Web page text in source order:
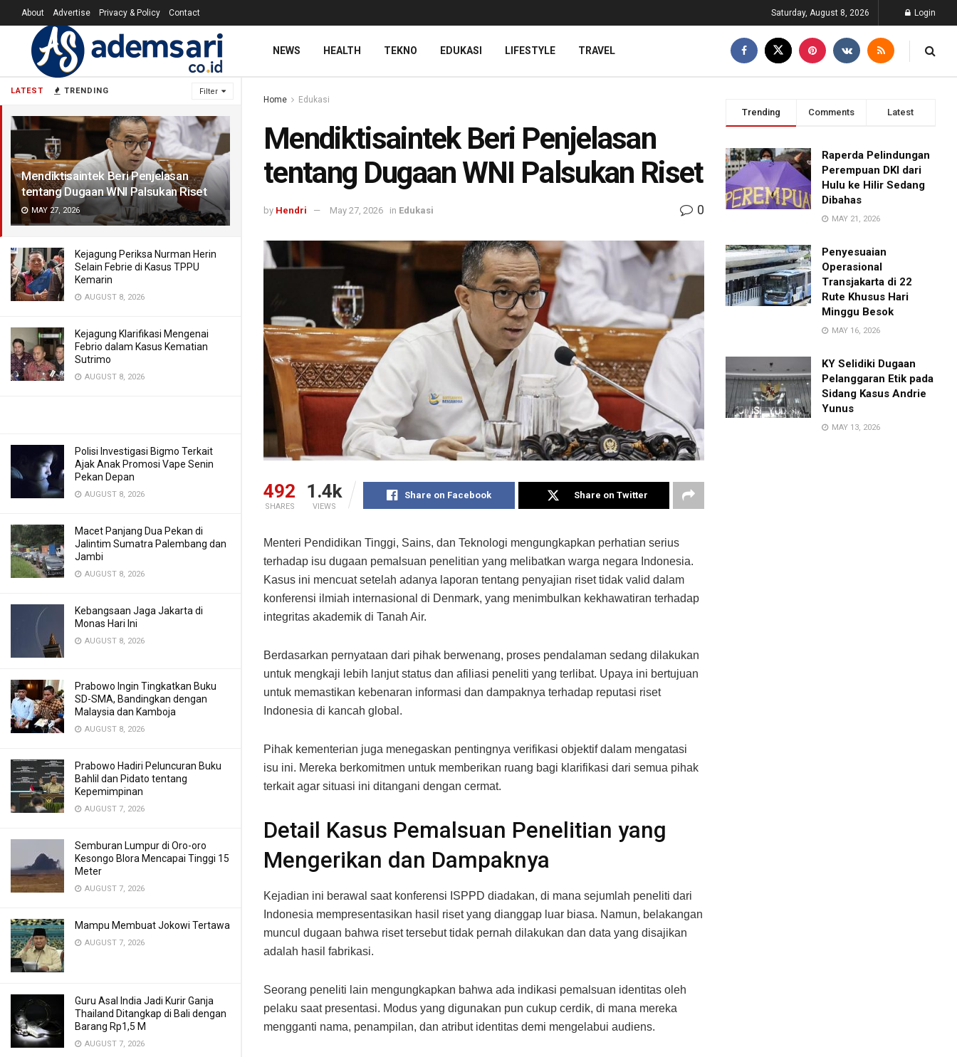
LATEST TRENDING Filter
Mendiktisaintek Beri Penjelasan
tentang Dugaan WNI Palsukan Riset
MAY 27, 2026
Kejagung Periksa Nurman Herin
Selain Febrie di Kasus TPPU
Kemarin
AUGUST 8, 2026
Kejagung Klarifikasi Mengenai
Febrio dalam Kasus Kematian
Sutrimo
AUGUST 8, 2026
Polisi Investigasi Bigmo Terkait
Ajak Anak Promosi Vape Senin
Pekan Depan
AUGUST 8, 2026
Macet Panjang Dua Pekan di
Jalintim Sumatra Palembang dan
Jambi
AUGUST 8, 2026
Kebangsaan Jaga Jakarta di
Monas Hari Ini
AUGUST 8, 2026
Prabowo Ingin Tingkatkan Buku
SD-SMA, Bandingkan dengan
Malaysia dan Kamboja
AUGUST 8, 2026
Prabowo Hadiri Peluncuran Buku
Bahlil dan Pidato tentang
Kepemimpinan
AUGUST 7, 2026
Semburan Lumpur di Oro-oro
Kesongo Blora Mencapai Tinggi 15
Meter
AUGUST 7, 2026
Mampu Membuat Jokowi Tertawa
AUGUST 7, 2026
Guru Asal India Jadi Kurir Ganja
Thailand Ditangkap di Bali dengan
Barang Rp1,5 M
AUGUST 7, 2026
About Advertise Privacy & Policy Contact Saturday, August 8, 2026 Login
NEWS HEALTH TEKNO EDUKASI LIFESTYLE TRAVEL
Home Edukasi
Mendiktisaintek Beri Penjelasan
tentang Dugaan WNI Palsukan Riset
by Hendri May 27, 2026 in Edukasi 0
492
SHARES
1.4k
VIEWS
Share on Facebook Share on Twitter
Menteri Pendidikan Tinggi, Sains, dan Teknologi mengungkapkan perhatian serius
terhadap isu dugaan pemalsuan penelitian yang melibatkan warga negara Indonesia.
Kasus ini mencuat setelah adanya laporan tentang penyajian riset tidak valid dalam
konferensi ilmiah internasional di Denmark, yang menimbulkan kekhawatiran terhadap
integritas akademik di Tanah Air.
Berdasarkan pernyataan dari pihak berwenang, proses pendalaman sedang dilakukan
untuk mengkaji lebih lanjut status dan afiliasi peneliti yang terlibat. Upaya ini bertujuan
untuk memastikan kebenaran informasi dan dampaknya terhadap reputasi riset
Indonesia di kancah global.
Pihak kementerian juga menegaskan pentingnya verifikasi objektif dalam mengatasi
isu ini. Mereka berkomitmen untuk memberikan ruang bagi klarifikasi dari semua pihak
terkait agar situasi ini ditangani dengan cermat.
Detail Kasus Pemalsuan Penelitian yang
Mengerikan dan Dampaknya
Kejadian ini berawal saat konferensi ISPPD diadakan, di mana sejumlah peneliti dari
Indonesia mempresentasikan hasil riset yang dianggap luar biasa. Namun, belakangan
muncul dugaan bahwa riset tersebut tidak pernah dilakukan dan data yang disajikan
adalah hasil fabrikasi.
Seorang peneliti lain mengungkapkan bahwa ada indikasi pemalsuan identitas oleh
pelaku saat presentasi. Modus yang digunakan pun cukup cerdik, di mana mereka
mengganti nama, penampilan, dan atribut identitas demi mengelabui audiens.
Trending Comments Latest
Raperda Pelindungan
Perempuan DKI dari
Hulu ke Hilir Sedang
Dibahas
MAY 21, 2026
Penyesuaian
Operasional
Transjakarta di 22
Rute Khusus Hari
Minggu Besok
MAY 16, 2026
KY Selidiki Dugaan
Pelanggaran Etik pada
Sidang Kasus Andrie
Yunus
MAY 13, 2026